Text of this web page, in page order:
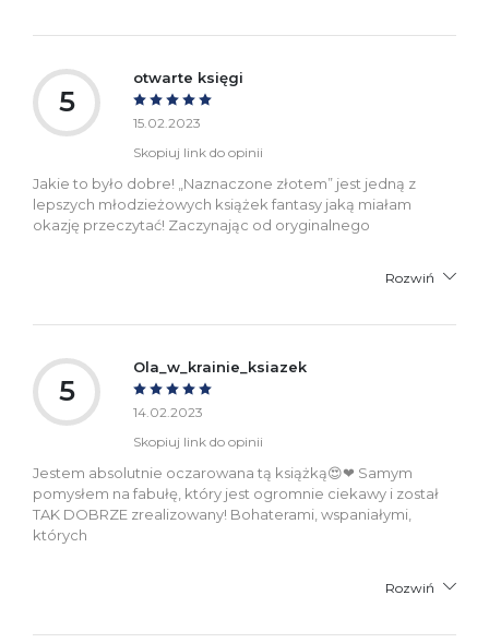
5
otwarte księgi
15.02.2023
Skopiuj link do opinii
Jakie to było dobre! „Naznaczone złotem” jest jedną z
lepszych młodzieżowych książek fantasy jaką miałam
okazję przeczytać! Zaczynając od oryginalnego
Rozwiń
5
Ola_w_krainie_ksiazek
14.02.2023
Skopiuj link do opinii
Jestem absolutnie oczarowana tą książką😍❤ Samym
pomysłem na fabułę, który jest ogromnie ciekawy i został
TAK DOBRZE zrealizowany! Bohaterami, wspaniałymi,
których
Rozwiń